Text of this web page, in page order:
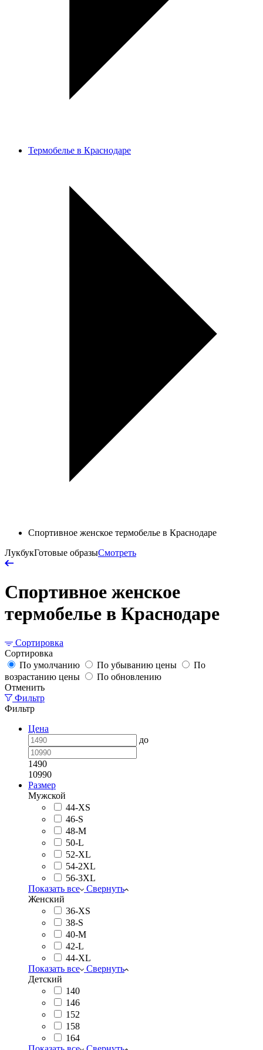
Термобелье в Краснодаре
Спортивное женское термобелье в Краснодаре
ЛукбукГотовые образыСмотреть
Спортивное женское
термобелье в Краснодаре
Сортировка
Сортировка
По умолчанию
По убыванию цены
По
возрастанию цены
По обновлению
Отменить
Фильтр
Фильтр
Цена
до
1490
10990
Размер
Мужской
44-XS
46-S
48-M
50-L
52-XL
54-2XL
56-3XL
Показать все
Свернуть
Женский
36-XS
38-S
40-M
42-L
44-XL
Показать все
Свернуть
Детский
140
146
152
158
164